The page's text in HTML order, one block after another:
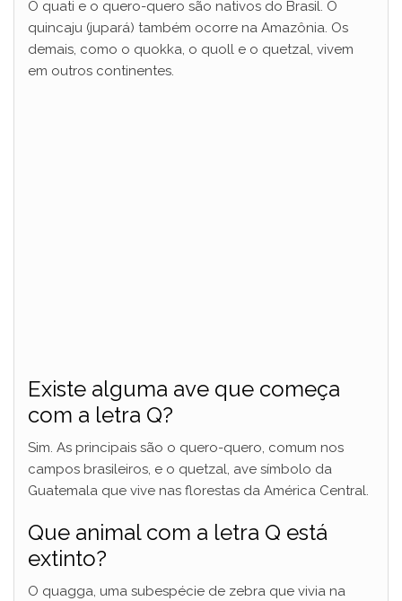
O quati e o quero-quero são nativos do Brasil. O
quincaju (jupará) também ocorre na Amazônia. Os
demais, como o quokka, o quoll e o quetzal, vivem
em outros continentes.
Existe alguma ave que começa
com a letra Q?
Sim. As principais são o quero-quero, comum nos
campos brasileiros, e o quetzal, ave símbolo da
Guatemala que vive nas florestas da América Central.
Que animal com a letra Q está
extinto?
O quagga, uma subespécie de zebra que vivia na